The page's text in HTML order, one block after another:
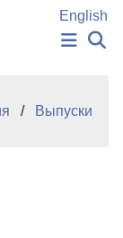
English
Выпуски